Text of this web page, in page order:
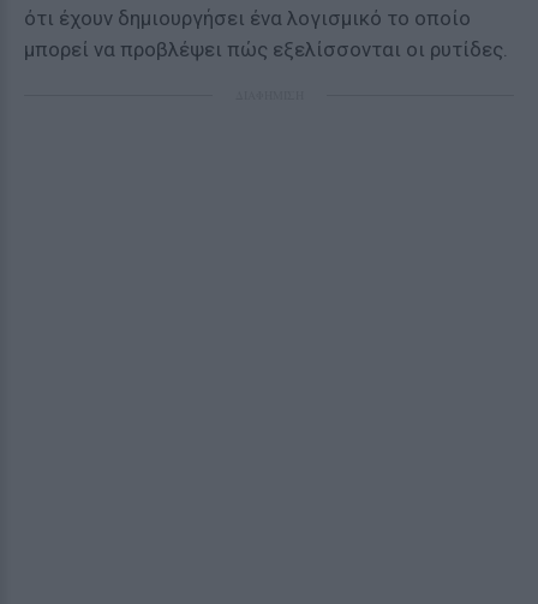
ότι έχουν δημιουργήσει ένα λογισμικό το οποίο
μπορεί να προβλέψει πώς εξελίσσονται οι ρυτίδες.